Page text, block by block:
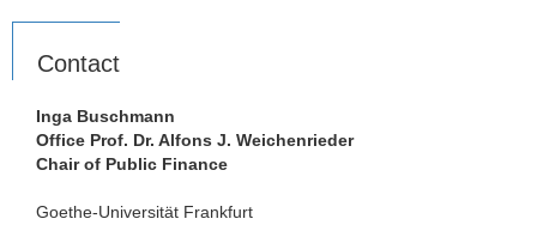
Contact
Inga Buschmann
Office Prof. Dr. Alfons J. Weichenrieder
Chair of Public Finance
Goethe-Universität Frankfurt